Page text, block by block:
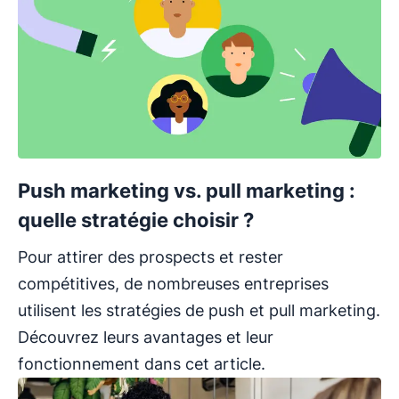
Push marketing vs. pull marketing :
quelle stratégie choisir ?
Pour attirer des prospects et rester
compétitives, de nombreuses entreprises
utilisent les stratégies de push et pull marketing.
Découvrez leurs avantages et leur
fonctionnement dans cet article.